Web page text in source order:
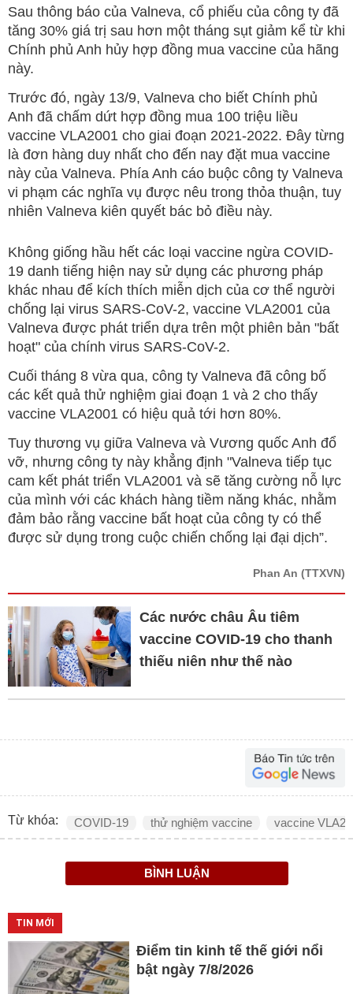
Sau thông báo của Valneva, cổ phiếu của công ty đã
tăng 30% giá trị sau hơn một tháng sụt giảm kể từ khi
Chính phủ Anh hủy hợp đồng mua vaccine của hãng
này.
Trước đó, ngày 13/9, Valneva cho biết Chính phủ
Anh đã chấm dứt hợp đồng mua 100 triệu liều
vaccine VLA2001 cho giai đoạn 2021-2022. Đây từng
là đơn hàng duy nhất cho đến nay đặt mua vaccine
này của Valneva. Phía Anh cáo buộc công ty Valneva
vi phạm các nghĩa vụ được nêu trong thỏa thuận, tuy
nhiên Valneva kiên quyết bác bỏ điều này.
Không giống hầu hết các loại vaccine ngừa COVID-
19 danh tiếng hiện nay sử dụng các phương pháp
khác nhau để kích thích miễn dịch của cơ thể người
chống lại virus SARS-CoV-2, vaccine VLA2001 của
Valneva được phát triển dựa trên một phiên bản "bất
hoạt" của chính virus SARS-CoV-2.
Cuối tháng 8 vừa qua, công ty Valneva đã công bố
các kết quả thử nghiệm giai đoạn 1 và 2 cho thấy
vaccine VLA2001 có hiệu quả tới hơn 80%.
Tuy thương vụ giữa Valneva và Vương quốc Anh đổ
vỡ, nhưng công ty này khẳng định "Valneva tiếp tục
cam kết phát triển VLA2001 và sẽ tăng cường nỗ lực
của mình với các khách hàng tiềm năng khác, nhằm
đảm bảo rằng vaccine bất hoạt của công ty có thể
được sử dụng trong cuộc chiến chống lại đại dịch”.
Phan An (TTXVN)
Các nước châu Âu tiêm
vaccine COVID-19 cho thanh
thiếu niên như thế nào
Từ khóa: COVID-19 thử nghiệm vaccine vaccine
BÌNH LUẬN
TIN MỚI
Điểm tin kinh tế thế giới nổi
bật ngày 7/8/2026